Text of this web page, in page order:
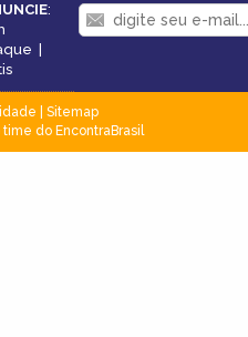
:
|
Sitemap
do EncontraBrasil